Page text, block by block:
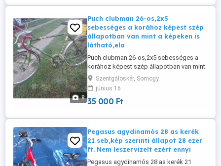
8
Puch clubman 26-os,2x5
sebességes a korához képest szép
állapotban van mint a képeken is
látható,ela
Puch clubman 26-os,2x5 sebességes a
korához képest szép állapotban van mint
a képeken is látható,eladó vagy
elcserélhető.
Szentgáloskér, Somogy
június 16
35 000 Ft
Pegasus agydinamós 28 as kerék
21 seb,kép szerinti állapot 28 ezer
ft. Nem leszervizelt ezért ennyi
Pegasus agydinamós 28 as kerék 21